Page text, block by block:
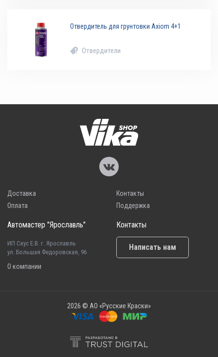
Отвердитель для грунтовки Axiom 4+1
Отвердители
Доставка
Оплата
Контакты
Поддержка
Автомастер "Ярославль"
ИП Скус Е.В. г. Ярославль
ул. Большая Федоровская, 96
О компании
Контакты
Написать нам
2026 © АО «Русские Краски»